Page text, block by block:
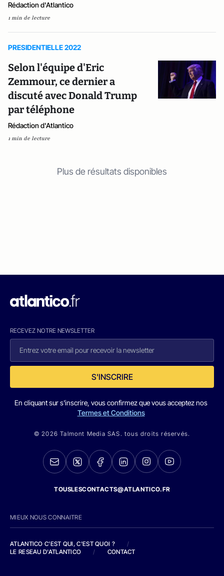
Rédaction d'Atlantico
1 min de lecture
PRESIDENTIELLE 2022
Selon l'équipe d'Eric
Zemmour, ce dernier a
discuté avec Donald Trump
par téléphone
Rédaction d'Atlantico
1 min de lecture
Plus de résultats disponibles
RECEVEZ NOTRE NEWSLETTER
S'INSCRIRE
En cliquant sur s'inscrire, vous confirmez que vous acceptez nos
Termes et Conditions
© 2026 Talmont Media SAS. tous droits réservés.
TOUSLESCONTACTS@ATLANTICO.FR
MIEUX NOUS CONNAITRE
ATLANTICO C'EST QUI, C'EST QUOI ?
/
LE RESEAU D'ATLANTICO
/ CONTACT